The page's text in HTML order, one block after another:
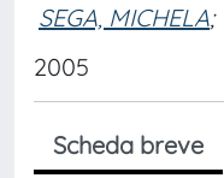
SEGA, MICHELA;
2005
Scheda breve